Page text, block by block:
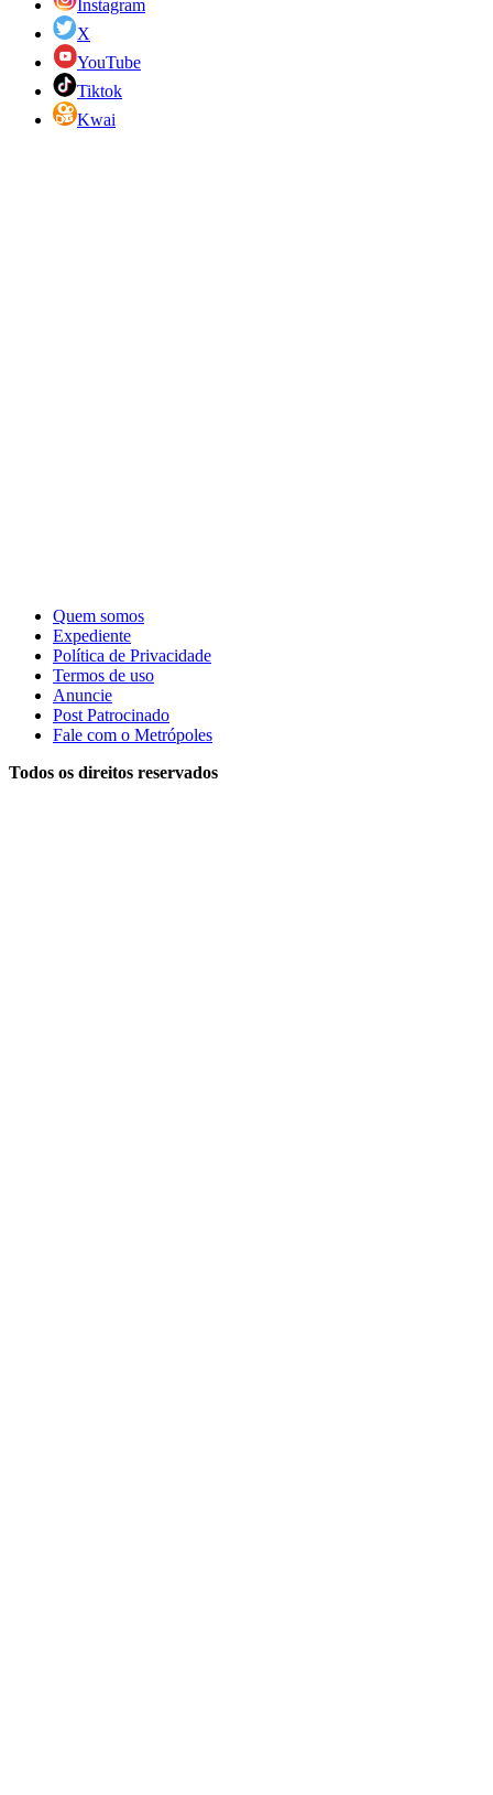
Instagram
X
YouTube
Tiktok
Kwai
Quem somos
Expediente
Política de Privacidade
Termos de uso
Anuncie
Post Patrocinado
Fale com o Metrópoles
Todos os direitos reservados